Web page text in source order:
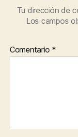
Tu dirección de
Los campos
Comentario *